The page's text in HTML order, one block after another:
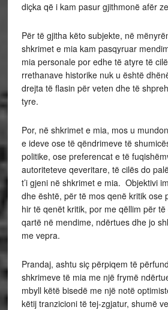
diçka që i kam pasur gjithmonë afër
Për të gjitha këto subjekte, në
shkrimet e mia kam pasqyruar
mia personale por edhe të atyre të
rrethanave historike nuk u është
drejta të flasin për veten dhe të
tyre.
Por, në shkrimet e mia, mos u
e ideve ose të qëndrimeve të
politike, ose preferencat e të
autoriteteve qeveritare, të cilës do
t’i gjeni në shkrimet e mia. Objektivi
dhe është, për të mos qenë kritik ose
hir të qenët kritik, por me qëllim për
qartë në mendime, ndërtues dhe jo
me vepra.
Prandaj, ashtu siç përpiqem të
shkrimeve të mia me një frymë
mbyll këtë bisedë me një notë
këtij tranzicioni të tej-zgjatur, shumë